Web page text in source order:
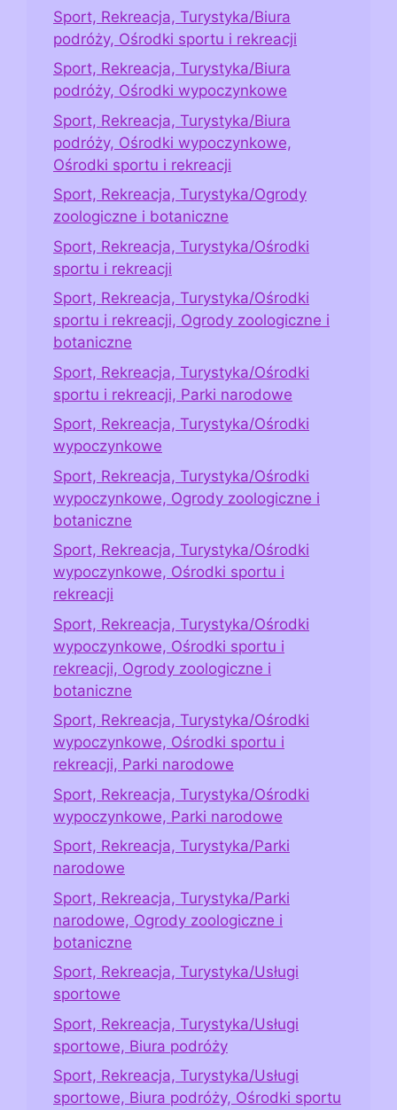
Sport, Rekreacja, Turystyka/Biura
podróży, Ośrodki sportu i rekreacji
Sport, Rekreacja, Turystyka/Biura
podróży, Ośrodki wypoczynkowe
Sport, Rekreacja, Turystyka/Biura
podróży, Ośrodki wypoczynkowe,
Ośrodki sportu i rekreacji
Sport, Rekreacja, Turystyka/Ogrody
zoologiczne i botaniczne
Sport, Rekreacja, Turystyka/Ośrodki
sportu i rekreacji
Sport, Rekreacja, Turystyka/Ośrodki
sportu i rekreacji, Ogrody zoologiczne i
botaniczne
Sport, Rekreacja, Turystyka/Ośrodki
sportu i rekreacji, Parki narodowe
Sport, Rekreacja, Turystyka/Ośrodki
wypoczynkowe
Sport, Rekreacja, Turystyka/Ośrodki
wypoczynkowe, Ogrody zoologiczne i
botaniczne
Sport, Rekreacja, Turystyka/Ośrodki
wypoczynkowe, Ośrodki sportu i
rekreacji
Sport, Rekreacja, Turystyka/Ośrodki
wypoczynkowe, Ośrodki sportu i
rekreacji, Ogrody zoologiczne i
botaniczne
Sport, Rekreacja, Turystyka/Ośrodki
wypoczynkowe, Ośrodki sportu i
rekreacji, Parki narodowe
Sport, Rekreacja, Turystyka/Ośrodki
wypoczynkowe, Parki narodowe
Sport, Rekreacja, Turystyka/Parki
narodowe
Sport, Rekreacja, Turystyka/Parki
narodowe, Ogrody zoologiczne i
botaniczne
Sport, Rekreacja, Turystyka/Usługi
sportowe
Sport, Rekreacja, Turystyka/Usługi
sportowe, Biura podróży
Sport, Rekreacja, Turystyka/Usługi
sportowe, Biura podróży, Ośrodki sportu